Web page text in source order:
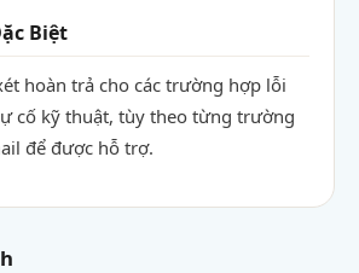
Biệt
hoàn trả cho các trường hợp lỗi
cố kỹ thuật, tùy theo từng trường
để được hỗ trợ.